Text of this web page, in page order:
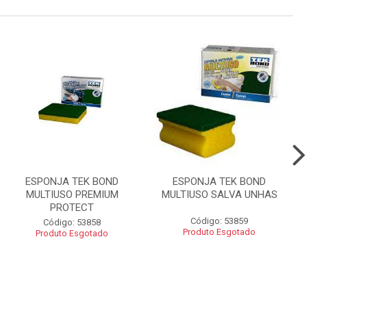
ESPONJA TEK BOND
MULTIUSO PREMIUM
PROTECT
Código: 53858
Produto Esgotado
ESPONJA TEK BOND
MULTIUSO SALVA UNHAS
Código: 53859
Produto Esgotado